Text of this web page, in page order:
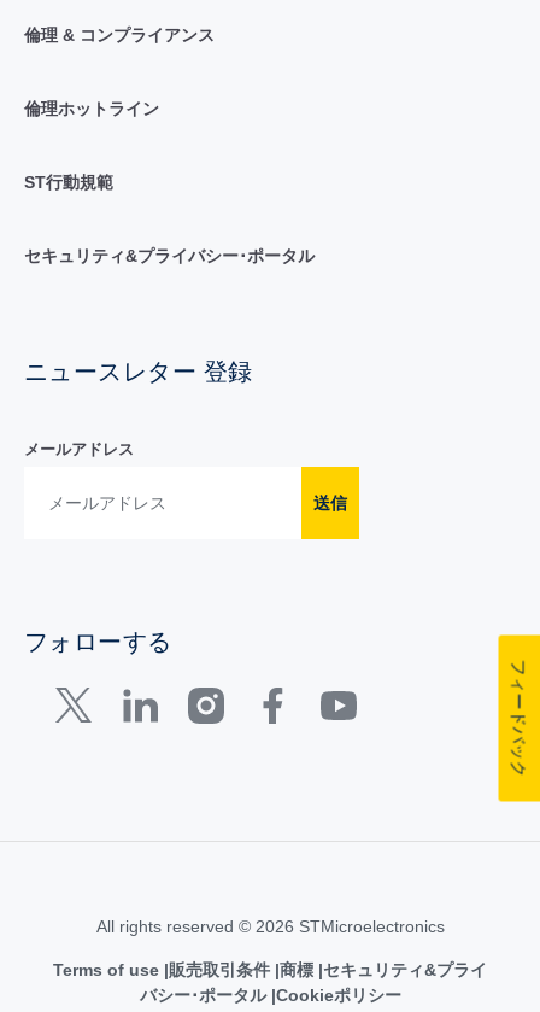
倫理 & コンプライアンス
倫理ホットライン
ST行動規範
セキュリティ&プライバシー･ポータル
ニュースレター 登録
メールアドレス
送信
フォローする
All rights reserved © 2026 STMicroelectronics
Terms of use 販売取引条件 商標 セキュリティ&プライ
バシー･ポータル Cookieポリシー
フィードバック